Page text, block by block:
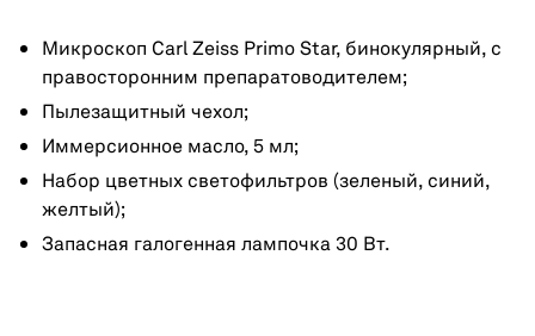
Микроскоп Carl Zeiss Primo Star, бинокулярный, с
правосторонним препаратоводителем;
Пылезащитный чехол;
Иммерсионное масло, 5 мл;
Набор цветных светофильтров (зеленый, синий,
желтый);
Запасная галогенная лампочка 30 Вт.